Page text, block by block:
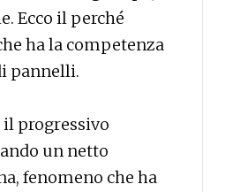
Ecco il perché
ha la competenza
pannelli.
progressivo
un netto
fenomeno che ha